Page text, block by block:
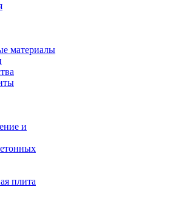
материалы
и
плита